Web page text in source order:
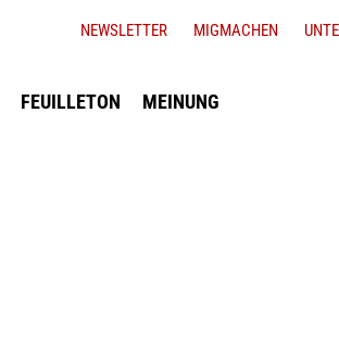
FEUILLETON MEINUNG
NEWSLETTER MIGMACHEN